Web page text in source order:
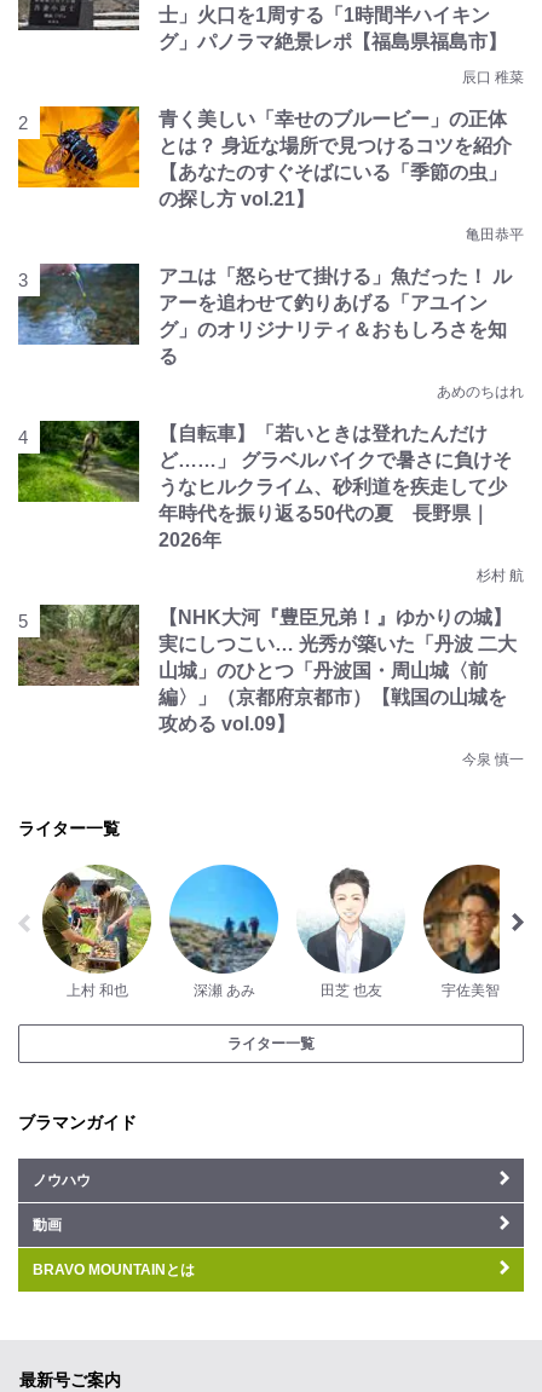
士」火口を1周する「1時間半ハイキン
グ」パノラマ絶景レポ【福島県福島市】
辰口 稚菜
青く美しい「幸せのブルービー」の正体
とは？ 身近な場所で見つけるコツを紹介
【あなたのすぐそばにいる「季節の虫」
の探し方 vol.21】
亀田恭平
アユは「怒らせて掛ける」魚だった！ ル
アーを追わせて釣りあげる「アユイン
グ」のオリジナリティ＆おもしろさを知
る
あめのちはれ
【自転車】「若いときは登れたんだけ
ど……」 グラベルバイクで暑さに負けそ
うなヒルクライム、砂利道を疾走して少
年時代を振り返る50代の夏 長野県｜
2026年
杉村 航
【NHK大河『豊臣兄弟！』ゆかりの城】
実にしつこい… 光秀が築いた「丹波 二大
山城」のひとつ「丹波国・周山城〈前
編〉」（京都府京都市）【戦国の山城を
攻める vol.09】
今泉 慎一
ライター一覧
上村 和也 深瀬 あみ 田芝 也友 宇佐美智隆
ライター一覧
ブラマンガイド
ノウハウ
動画
BRAVO MOUNTAINとは
最新号ご案内